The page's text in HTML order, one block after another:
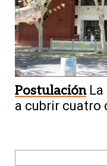
Postulación
a cubrir cuatro